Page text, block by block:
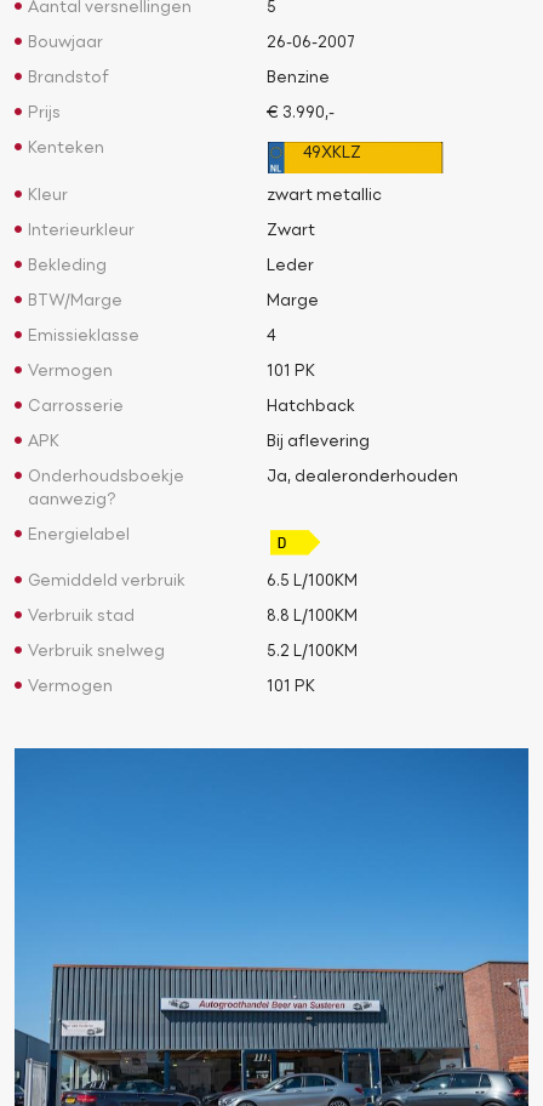
Aantal versnellingen 5
Bouwjaar 26-06-2007
Brandstof Benzine
Prijs € 3.990,-
Kenteken 49XKLZ
Kleur zwart metallic
Interieurkleur Zwart
Bekleding Leder
BTW/Marge Marge
Emissieklasse 4
Vermogen 101 PK
Carrosserie Hatchback
APK Bij aflevering
Onderhoudsboekje
aanwezig?
Ja, dealeronderhouden
Energielabel
Gemiddeld verbruik 6.5 L/100KM
Verbruik stad 8.8 L/100KM
Verbruik snelweg 5.2 L/100KM
Vermogen 101 PK